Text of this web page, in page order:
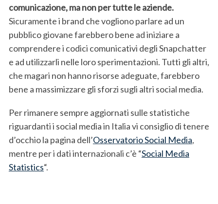
comunicazione, ma non per tutte le aziende.
Sicuramente i brand che vogliono parlare ad un
pubblico giovane farebbero bene ad iniziare a
comprendere i codici comunicativi degli Snapchatter
e ad utilizzarli nelle loro sperimentazioni. Tutti gli altri,
che magari non hanno risorse adeguate, farebbero
bene a massimizzare gli sforzi sugli altri social media.
Per rimanere sempre aggiornati sulle statistiche
riguardanti i social media in Italia vi consiglio di tenere
d’occhio la pagina dell’Osservatorio Social Media,
mentre per i dati internazionali c’è “Social Media
Statistics“.